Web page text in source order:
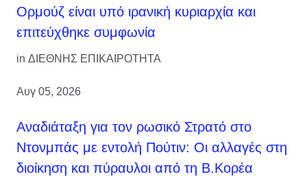
Ορμούζ είναι υπό ιρανική κυριαρχία και
επιτεύχθηκε συμφωνία
in ΔΙΕΘΝΗΣ ΕΠΙΚΑΙΡΟΤΗΤΑ
Αυγ 05, 2026
Αναδιάταξη για τον ρωσικό Στρατό στο
Ντονμπάς με εντολή Πούτιν: Οι αλλαγές στη
διοίκηση και πύραυλοι από τη Β.Κορέα